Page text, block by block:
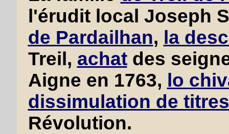
l'érudit local Joseph
de Pardailhan, la
Treil, achatdes
Aigne en 1763, lo
dissimulation de
Révolution.